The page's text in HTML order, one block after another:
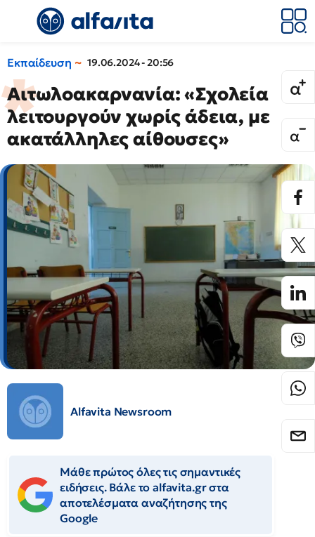
Εκπαίδευση 19.06.2024 - 20:56
Αιτωλοακαρνανία: «Σχολεία
λειτουργούν χωρίς άδεια, με
ακατάλληλες αίθουσες»
Alfavita Newsroom
Μάθε πρώτος όλες τις σημαντικές
ειδήσεις. Βάλε το alfavita.gr στα
αποτελέσματα αναζήτησης της
Google